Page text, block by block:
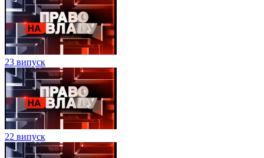
23 випуск
22 випуск